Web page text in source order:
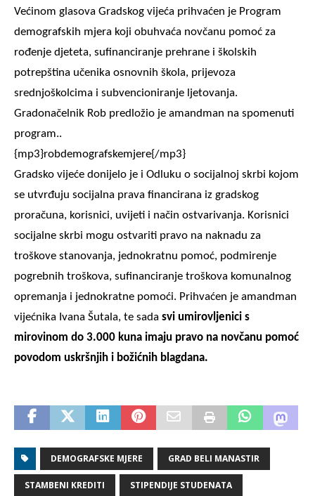
Većinom glasova Gradskog vijeća prihvaćen je Program
demografskih mjera koji obuhvaća novčanu pomoć za
rođenje djeteta, sufinanciranje prehrane i školskih
potrepština učenika osnovnih škola, prijevoza
srednjoškolcima i subvencioniranje ljetovanja.
Gradonačelnik Rob predložio je amandman na spomenuti
program..
{mp3}robdemografskemjere{/mp3}
Gradsko vijeće donijelo je i Odluku o socijalnoj skrbi kojom
se utvrđuju socijalna prava financirana iz gradskog
proračuna, korisnici, uvijeti i način ostvarivanja. Korisnici
socijalne skrbi mogu ostvariti pravo na naknadu za
troškove stanovanja, jednokratnu pomoć, podmirenje
pogrebnih troškova, sufinanciranje troškova komunalnog
opremanja i jednokratne pomoći. Prihvaćen je amandman
vijećnika Ivana Šutala, te sada svi umirovljenici s
mirovinom do 3.000 kuna imaju pravo na novčanu pomoć
povodom uskršnjih i božićnih blagdana.
DEMOGRAFSKE MJERE GRAD BELI MANASTIR
STAMBENI KREDITI STIPENDIJE STUDENATA